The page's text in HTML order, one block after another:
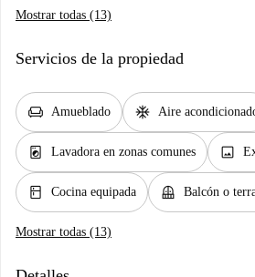
Mostrar todas (13)
Servicios de la propiedad
chair Amueblado ac_unit Aire
local_laundry_service Lavadora en zonas comunes image
kitchen Cocina equipada balcony Balcón o
Mostrar todas (13)